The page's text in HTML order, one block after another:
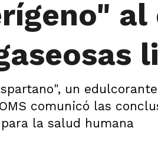
un
comunicó las
la salud humana